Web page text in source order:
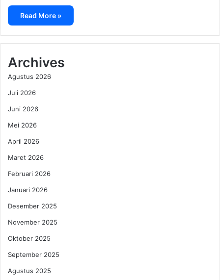
Read More »
Archives
Agustus 2026
Juli 2026
Juni 2026
Mei 2026
April 2026
Maret 2026
Februari 2026
Januari 2026
Desember 2025
November 2025
Oktober 2025
September 2025
Agustus 2025